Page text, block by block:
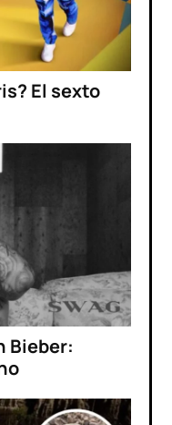
El sexto
Bieber: